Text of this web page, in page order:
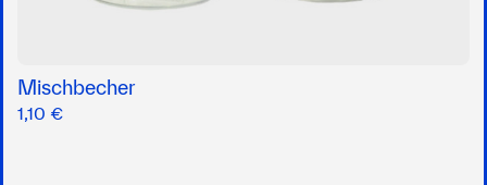
Mischbecher
1,10 €